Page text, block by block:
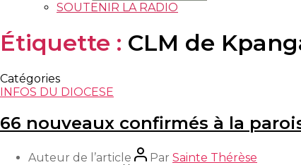
SOUTENIR LA RADIO
Étiquette : CLM de
Catégories
INFOS DU DIOCESE
66 nouveaux confirmés à la
Auteur de l’article Par Sainte Thérèse